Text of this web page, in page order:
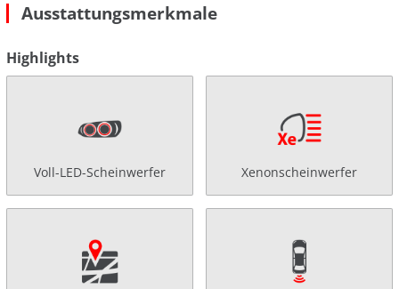
Ausstattungsmerkmale
Highlights
Voll-LED-Scheinwerfer Xenonscheinwerfer